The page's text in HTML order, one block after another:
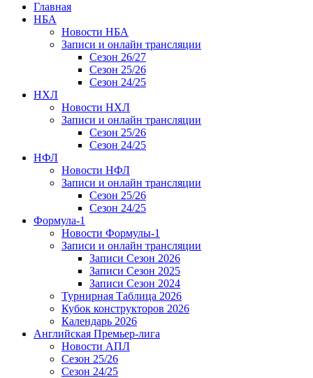
Главная
НБА
Новости НБА
Записи и онлайн трансляции
Сезон 26/27
Сезон 25/26
Сезон 24/25
НХЛ
Новости НХЛ
Записи и онлайн трансляции
Сезон 25/26
Сезон 24/25
НФЛ
Новости НФЛ
Записи и онлайн трансляции
Сезон 25/26
Сезон 24/25
Формула-1
Новости Формулы-1
Записи и онлайн трансляции
Записи Сезон 2026
Записи Сезон 2025
Записи Сезон 2024
Турнирная Таблица 2026
Кубок конструкторов 2026
Календарь 2026
Английская Премьер-лига
Новости АПЛ
Сезон 25/26
Сезон 24/25